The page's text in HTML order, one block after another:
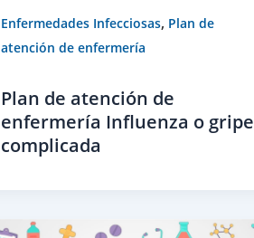
Enfermedades Infecciosas, Plan de
atención de enfermería
Plan de atención de
enfermería Influenza o gripe
complicada